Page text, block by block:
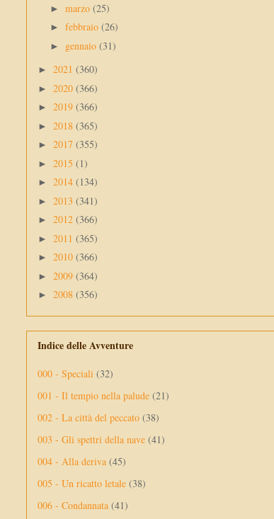
► marzo (25)
► febbraio (26)
► gennaio (31)
► 2021 (360)
► 2020 (366)
► 2019 (366)
► 2018 (365)
► 2017 (355)
► 2015 (1)
► 2014 (134)
► 2013 (341)
► 2012 (366)
► 2011 (365)
► 2010 (366)
► 2009 (364)
► 2008 (356)
Indice delle Avventure
000 - Speciali (32)
001 - Il tempio nella palude (21)
002 - La città del peccato (38)
003 - Gli spettri della nave (41)
004 - Alla deriva (45)
005 - Un ricatto letale (38)
006 - Condannata (41)